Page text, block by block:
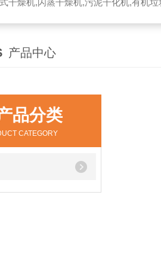
干燥机,闪蒸干燥机,污泥干化机,有机垃
产品中心
品分类
CATEGORY